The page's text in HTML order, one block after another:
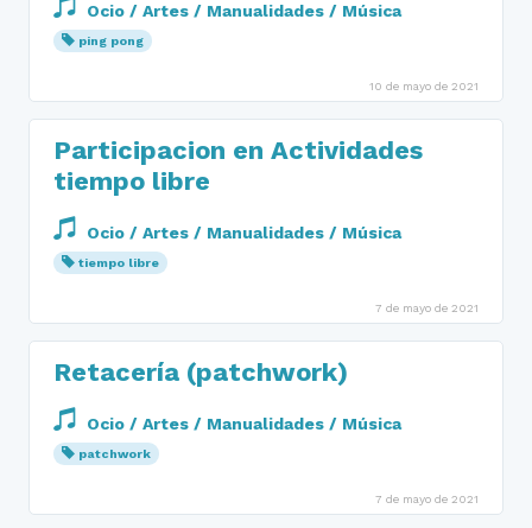
Ocio / Artes / Manualidades / Música
ping pong
10 de mayo de 2021
Participacion en Actividades
tiempo libre
Ocio / Artes / Manualidades / Música
tiempo libre
7 de mayo de 2021
Retacería (patchwork)
Ocio / Artes / Manualidades / Música
patchwork
7 de mayo de 2021